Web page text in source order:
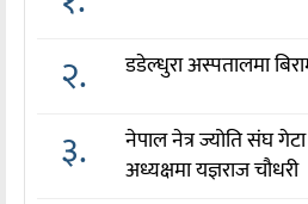
२. डडेल्धुरा अस्पतालमा
३.
नेपाल नेत्र ज्योति संघ
अध्यक्षमा यज्ञराज चौधरी